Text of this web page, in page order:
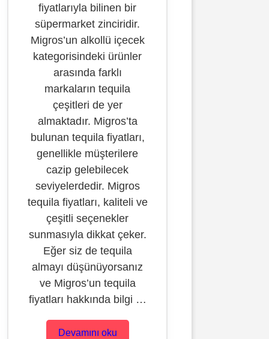
fiyatlarıyla bilinen bir
süpermarket zinciridir.
Migros’un alkollü içecek
kategorisindeki ürünler
arasında farklı
markaların tequila
çeşitleri de yer
almaktadır. Migros’ta
bulunan tequila fiyatları,
genellikle müşterilere
cazip gelebilecek
seviyelerdedir. Migros
tequila fiyatları, kaliteli ve
çeşitli seçenekler
sunmasıyla dikkat çeker.
Eğer siz de tequila
almayı düşünüyorsanız
ve Migros’un tequila
fiyatları hakkında bilgi …
Devamını oku